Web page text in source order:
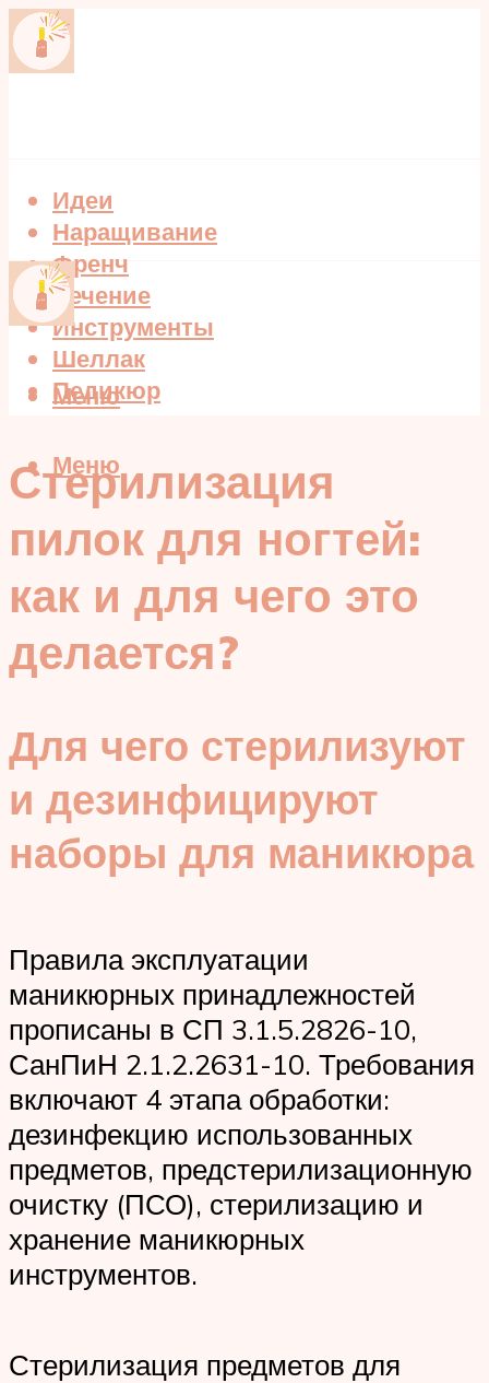
Идеи
Наращивание
Френч
Лечение
Инструменты
Шеллак
Педикюр
Меню
Меню
Стерилизация
пилок для ногтей:
как и для чего это
делается?
Для чего стерилизуют
и дезинфицируют
наборы для маникюра
Правила эксплуатации
маникюрных принадлежностей
прописаны в СП 3.1.5.2826-10,
СанПиН 2.1.2.2631-10. Требования
включают 4 этапа обработки:
дезинфекцию использованных
предметов, предстерилизационную
очистку (ПСО), стерилизацию и
хранение маникюрных
инструментов.
Стерилизация предметов для